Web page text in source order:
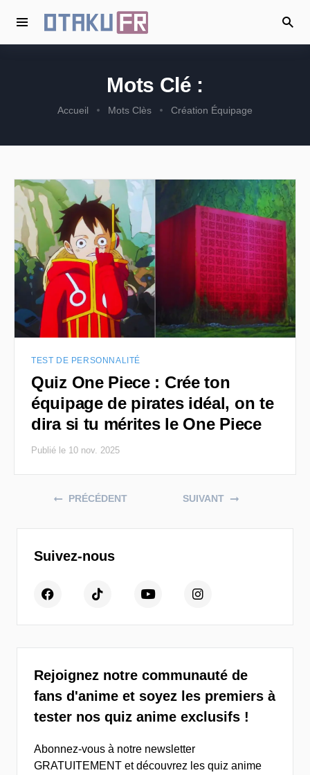
Mots Clé :
Accueil Mots Clès Création Équipage
TEST DE PERSONNALITÉ
Quiz One Piece : Crée ton
équipage de pirates idéal, on te
dira si tu mérites le One Piece
Publié le 10 nov. 2025
Posts navigation
PRÉCÉDENT SUIVANT
Suivez-nous
Rejoignez notre communauté de
fans d'anime et soyez les premiers à
tester nos quiz anime exclusifs !
Abonnez-vous à notre newsletter
GRATUITEMENT et découvrez les quiz anime